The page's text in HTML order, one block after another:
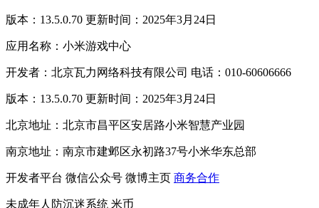
版本：13.5.0.70 更新时间：2025年3月24日
应用名称：小米游戏中心
开发者：北京瓦力网络科技有限公司 电话：010-60606666
版本：13.5.0.70 更新时间：2025年3月24日
北京地址：北京市昌平区安居路小米智慧产业园
南京地址：南京市建邺区永初路37号小米华东总部
开发者平台 微信公众号 微博主页 商务合作
未成年人防沉迷系统 米币